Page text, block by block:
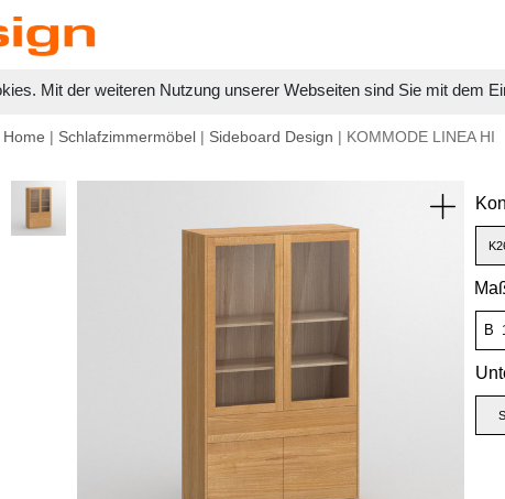
Mit der weiteren Nutzung unserer Webseiten sind Sie mit dem
Home | Schlafzimmermöbel | Sideboard Design | KOMMODE LINEA HI
B